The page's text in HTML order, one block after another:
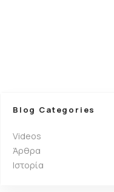
Blog Categories
Videos
Άρθρα
Ιστορία